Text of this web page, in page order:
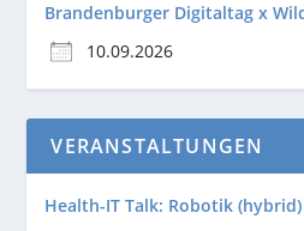
Brandenburger Digitaltag x
10.09.2026
VERANSTALTUNGEN
Health-IT Talk: Robotik (hybrid)